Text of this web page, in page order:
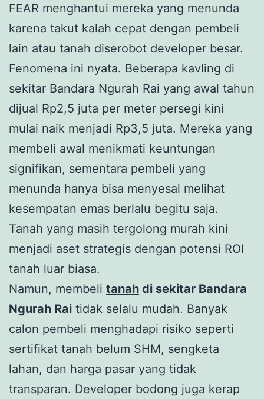
FEAR menghantui mereka yang menunda
karena takut kalah cepat dengan pembeli
lain atau tanah diserobot developer besar.
Fenomena ini nyata. Beberapa kavling di
sekitar Bandara Ngurah Rai yang awal tahun
dijual Rp2,5 juta per meter persegi kini
mulai naik menjadi Rp3,5 juta. Mereka yang
membeli awal menikmati keuntungan
signifikan, sementara pembeli yang
menunda hanya bisa menyesal melihat
kesempatan emas berlalu begitu saja.
Tanah yang masih tergolong murah kini
menjadi aset strategis dengan potensi ROI
tanah luar biasa.
Namun, membeli tanah di sekitar Bandara
Ngurah Rai tidak selalu mudah. Banyak
calon pembeli menghadapi risiko seperti
sertifikat tanah belum SHM, sengketa
lahan, dan harga pasar yang tidak
transparan. Developer bodong juga kerap